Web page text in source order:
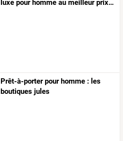
luxe pourhomme au meilleurprix…
Prêt-à-porter pour homme : les
boutiques jules